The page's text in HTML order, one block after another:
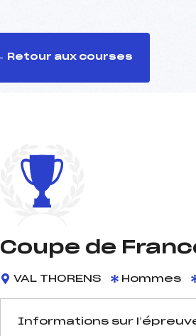
Retour aux courses
Coupe de
VAL THORENS Hommes
Informations sur